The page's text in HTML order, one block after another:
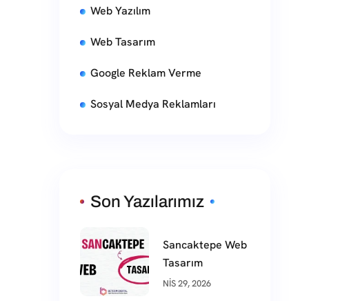
Web Yazılım
Web Tasarım
Google Reklam Verme
Sosyal Medya Reklamları
Son Yazılarımız
Sancaktepe Web
Tasarım
NIS 29, 2026